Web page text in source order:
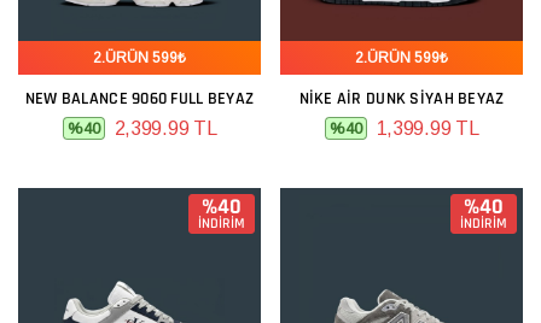
2.ÜRÜN 599₺
NEW BALANCE 9060 FULL BEYAZ
%40 2,399.99 TL
2.ÜRÜN 599₺
NIKE AIR DUNK SIYAH BEYAZ
%40 1,399.99 TL
%40
İNDİRİM
%40
İNDİRİM